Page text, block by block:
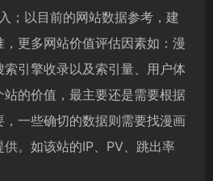
；以目前的网站数据参考，建
更多网站价值评估因素如：漫
引擎收录以及索引量、用户体
的价值，最主要还是需要根据
一些确切的数据则需要找漫画
。如该站的IP、PV、跳出率